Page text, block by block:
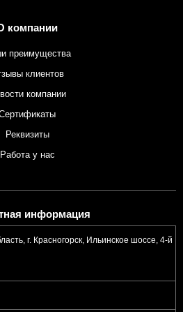
компании
преимущества
клиентов
компании
Реквизиты
Работа у нас
информация
г. Красногорск, Ильинское шоссе, 4-й